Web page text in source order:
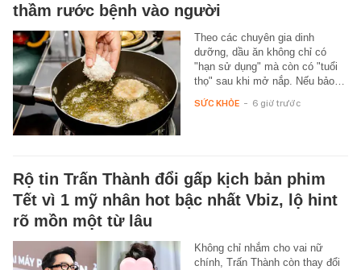
thầm rước bệnh vào người
Theo các chuyên gia dinh
dưỡng, dầu ăn không chỉ có
"hạn sử dụng" mà còn có "tuổi
thọ" sau khi mở nắp. Nếu bảo…
SỨC KHỎE - 6 giờ trước
Rộ tin Trấn Thành đổi gấp kịch bản phim
Tết vì 1 mỹ nhân hot bậc nhất Vbiz, lộ hint
rõ mồn một từ lâu
Không chỉ nhắm cho vai nữ
chính, Trấn Thành còn thay đổi